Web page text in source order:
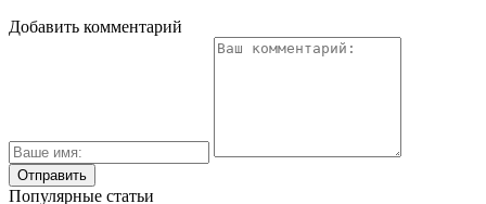
Добавить комментарий
Популярные статьи